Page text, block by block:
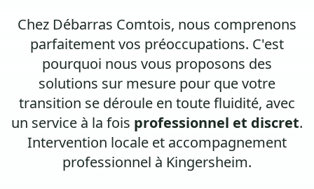
Chez Débarras Comtois, nous comprenons
parfaitement vos préoccupations. C'est
pourquoi nous vous proposons des
solutions sur mesure pour que votre
transition se déroule en toute fluidité, avec
un service à la fois professionnel et discret.
Intervention locale et accompagnement
professionnel à Kingersheim.